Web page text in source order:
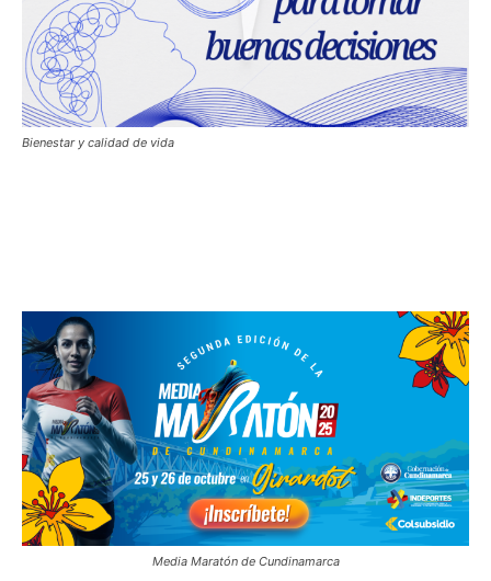
Bienestar y calidad de vida
Media Maratón de Cundinamarca